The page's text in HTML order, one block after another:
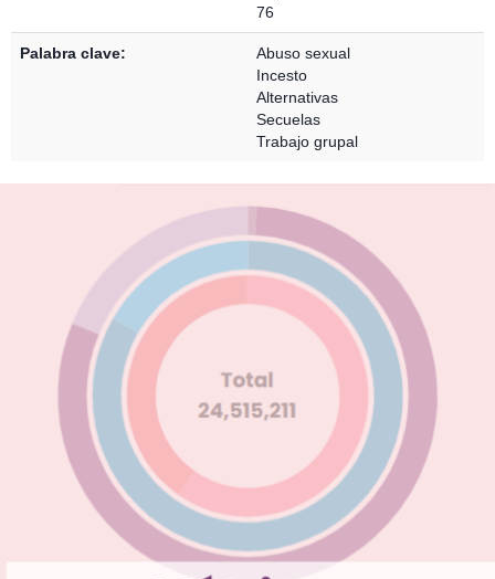
76
Palabra clave:
Abuso sexual
Incesto
Alternativas
Secuelas
Trabajo grupal